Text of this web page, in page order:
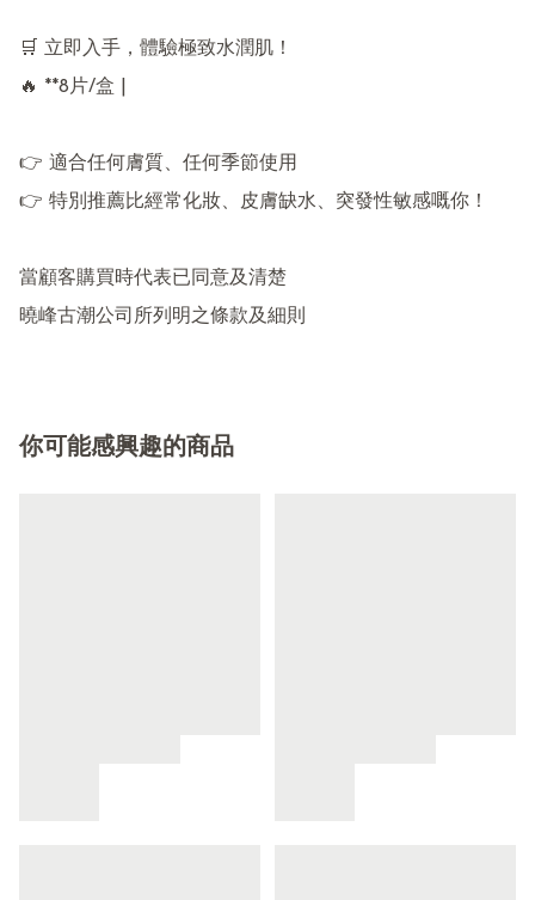
🛒 立即入手，體驗極致水潤肌！
🔥 **8片/盒 |
👉 適合任何膚質、任何季節使用
👉 特別推薦比經常化妝、皮膚缺水、突發性敏感嘅你！
當顧客購買時代表已同意及清楚
曉峰古潮公司所列明之條款及細則
你可能感興趣的商品